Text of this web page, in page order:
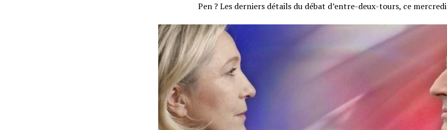
Pen ? Les derniers détails du débat d’entre-deux-tours, ce mercredi